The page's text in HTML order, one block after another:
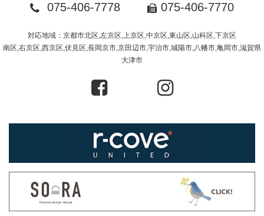
075-406-7778 075-406-7770
対応地域：京都市北区,左京区,上京区,中京区,東山区,山科区,下京区
南区,右京区,西京区,伏見区,長岡京市,京田辺市,宇治市,城陽市,八幡市,亀岡市,滋賀県
大津市